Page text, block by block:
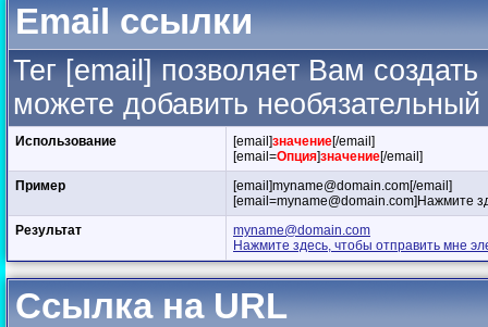
Email ссылки
Тег [email] позволяет Вам
можете добавить
Использование [email]значение[/email]
[email=Опция]значение[/email]
Пример
[email]myname@domain.com[/email]
[email=myname@domain.com]Нажмите
Результат
myname@domain.com
Нажмите здесь, чтобы отправить мне
Ссылка на URL